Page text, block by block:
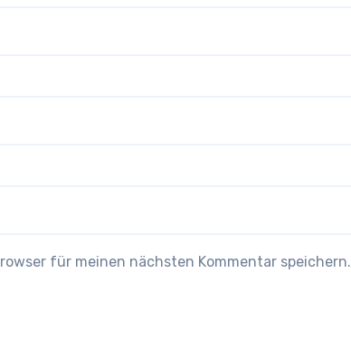
für meinen nächsten Kommentar speichern.